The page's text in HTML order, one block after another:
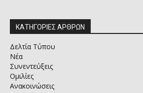
ΚΑΤΗΓΟΡΙΕΣ ΑΡΘΡΩΝ
Δελτία Τύπου
Νέα
Συνεντεύξεις
Ομιλίες
Ανακοινώσεις